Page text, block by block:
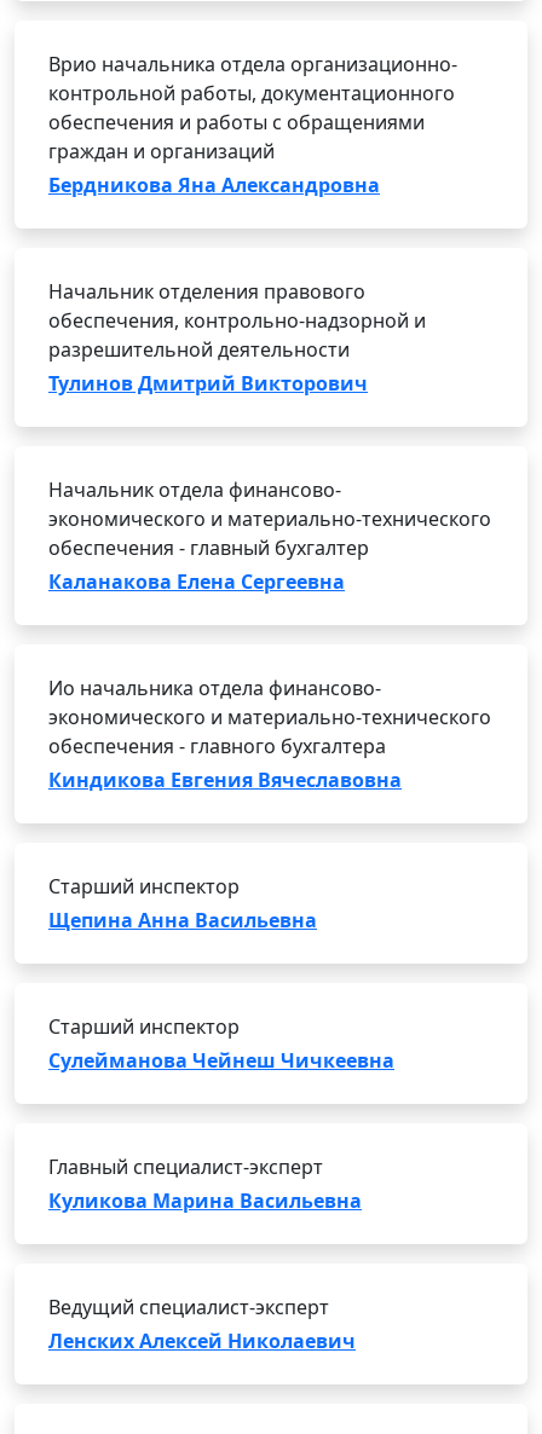
Врио начальника отдела организационно-
контрольной работы, документационного
обеспечения и работы с обращениями
граждан и организаций
Бердникова Яна Александровна
Начальник отделения правового
обеспечения, контрольно-надзорной и
разрешительной деятельности
Тулинов Дмитрий Викторович
Начальник отдела финансово-
экономического и материально-технического
обеспечения - главный бухгалтер
Каланакова Елена Сергеевна
Ио начальника отдела финансово-
экономического и материально-технического
обеспечения - главного бухгалтера
Киндикова Евгения Вячеславовна
Старший инспектор
Щепина Анна Васильевна
Старший инспектор
Сулейманова Чейнеш Чичкеевна
Главный специалист-эксперт
Куликова Марина Васильевна
Ведущий специалист-эксперт
Ленских Алексей Николаевич